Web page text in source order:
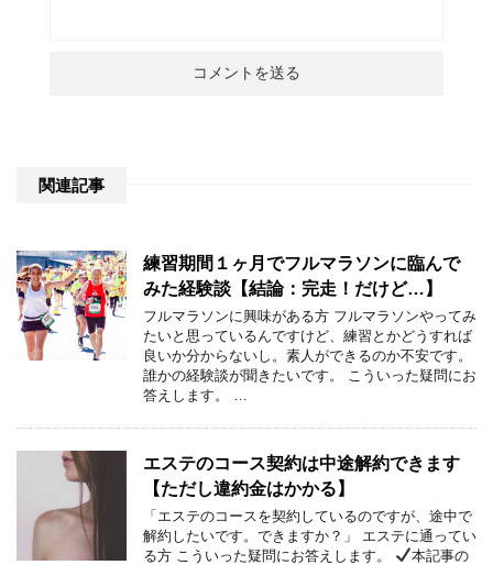
関連記事
練習期間１ヶ月でフルマラソンに臨んで
みた経験談【結論：完走！だけど…】
フルマラソンに興味がある方 フルマラソンやってみ
たいと思っているんですけど、練習とかどうすれば
良いか分からないし。素人ができるのか不安です。
誰かの経験談が聞きたいです。 こういった疑問にお
答えします。 …
エステのコース契約は中途解約できます
【ただし違約金はかかる】
「エステのコースを契約しているのですが、途中で
解約したいです。できますか？」 エステに通ってい
る方 こういった疑問にお答えします。
本記事の